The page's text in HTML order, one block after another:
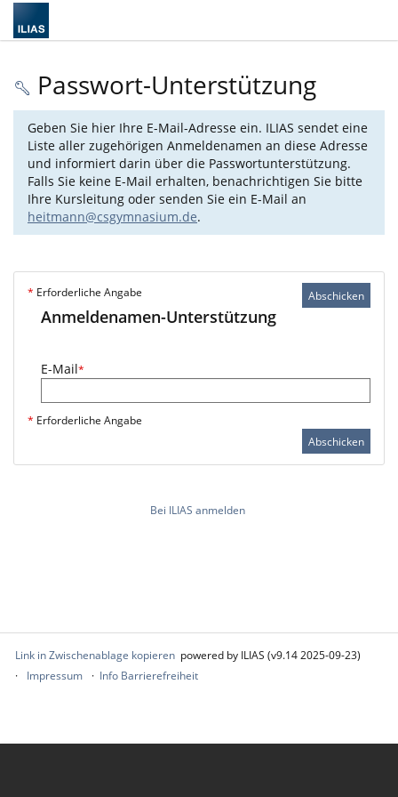
Passwort-Unterstützung
Geben Sie hier Ihre E-Mail-Adresse ein. ILIAS sendet eine
Liste aller zugehörigen Anmeldenamen an diese Adresse
und informiert darin über die Passwortunterstützung.
Falls Sie keine E-Mail erhalten, benachrichtigen Sie bitte
Ihre Kursleitung oder senden Sie ein E-Mail an
heitmann@csgymnasium.de.
Abschicken
* Erforderliche Angabe
Anmeldenamen-Unterstützung
E-Mail*
* Erforderliche Angabe
Abschicken
Bei ILIAS anmelden
Link in Zwischenablage kopieren powered by ILIAS (v9.14 2025-09-23)
Impressum
Info Barrierefreiheit